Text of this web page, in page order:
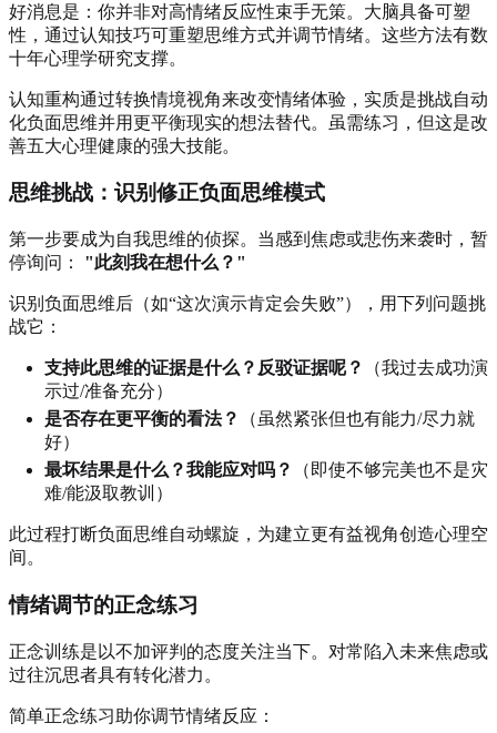
好消息是：你并非对高情绪反应性束手无策。大脑具备可塑
性，通过认知技巧可重塑思维方式并调节情绪。这些方法有数
十年心理学研究支撑。
认知重构通过转换情境视角来改变情绪体验，实质是挑战自动
化负面思维并用更平衡现实的想法替代。虽需练习，但这是改
善五大心理健康的强大技能。
思维挑战：识别修正负面思维模式
第一步要成为自我思维的侦探。当感到焦虑或悲伤来袭时，暂
停询问： "此刻我在想什么？"
识别负面思维后（如“这次演示肯定会失败”），用下列问题挑
战它：
支持此思维的证据是什么？反驳证据呢？
（我过去成功演
示过/准备充分）
是否存在更平衡的看法？
（虽然紧张但也有能力/尽力就
好）
最坏结果是什么？我能应对吗？
（即使不够完美也不是灾
难/能汲取教训）
此过程打断负面思维自动螺旋，为建立更有益视角创造心理空
间。
情绪调节的正念练习
正念训练是以不加评判的态度关注当下。对常陷入未来焦虑或
过往沉思者具有转化潜力。
简单正念练习助你调节情绪反应：